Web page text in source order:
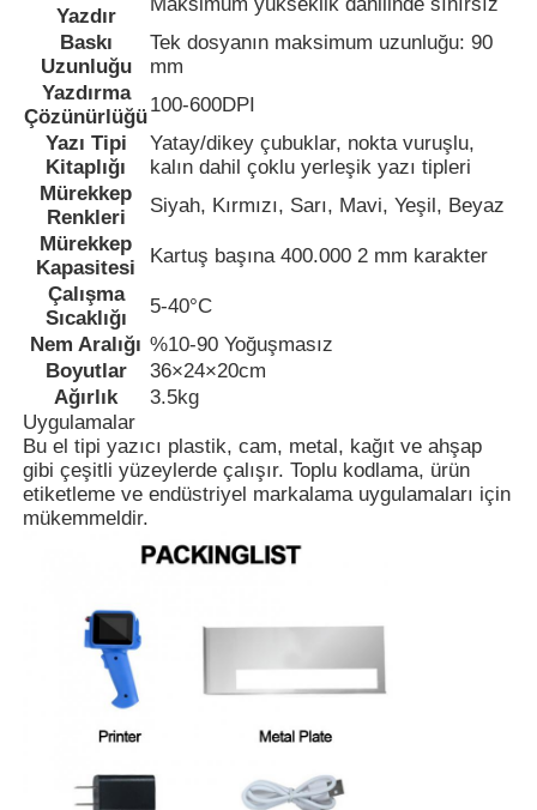
Fabrika turu
Kalite kontrol
Bize ulaşın
Haberler
Teklif isteği
Fiber Lazer İşaretleme Makinesi
Elde tutulabilen lazer işaretleme makinesi
UV Lazer İşaret Makinesi
Yazdır
Baskı
Uzunluğu
Tek dosyanın maksimum uzunluğu: 90
mm
Yazdırma
Çözünürlüğü
100-600DPI
Yazı Tipi
Kitaplığı
Yatay/dikey çubuklar, nokta vuruşlu,
kalın dahil çoklu yerleşik yazı tipleri
Mürekkep
Renkleri
Siyah, Kırmızı, Sarı, Mavi, Yeşil, Beyaz
Mürekkep
Kapasitesi
Kartuş başına 400.000 2 mm karakter
Çalışma
Sıcaklığı
5-40°C
Nem Aralığı %10-90 Yoğuşmasız
Boyutlar
36×24×20cm
Ağırlık
3.5kg
Uygulamalar
Bu el tipi yazıcı plastik, cam, metal, kağıt ve ahşap
gibi çeşitli yüzeylerde çalışır. Toplu kodlama, ürün
etiketleme ve endüstriyel markalama uygulamaları için
mükemmeldir.